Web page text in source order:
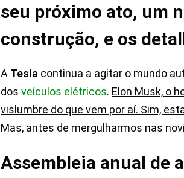
seu próximo ato, um
construção, e os
A Tesla continua a agitar o mundo
dos veículos elétricos. Elon Musk, o
vislumbre do que vem por aí. Sim,
Mas, antes de mergulharmos nas
Assembleia anual de